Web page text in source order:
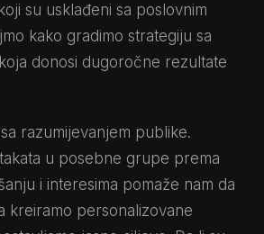
su usklađeni sa poslovnim
kako gradimo strategiju sa
donosi dugoročne rezultate
razumijevanjem publike.
u posebne grupe prema
i interesima pomaže nam da
kreiramo personalizovane